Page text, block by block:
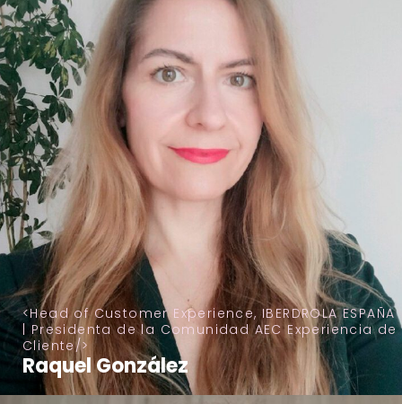
Head of Customer Experience, IBERDROLA ESPAÑA
| Presidenta de la Comunidad AEC Experiencia de
Cliente
Raquel González